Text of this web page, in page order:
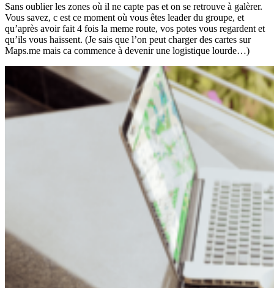
Sans oublier les zones où il ne capte pas et on se retrouve à galèrer.
Vous savez, c est ce moment où vous êtes leader du groupe, et
qu’après avoir fait 4 fois la meme route, vos potes vous regardent et
qu’ils vous haïssent. (Je sais que l’on peut charger des cartes sur
Maps.me mais ca commence à devenir une logistique lourde…)